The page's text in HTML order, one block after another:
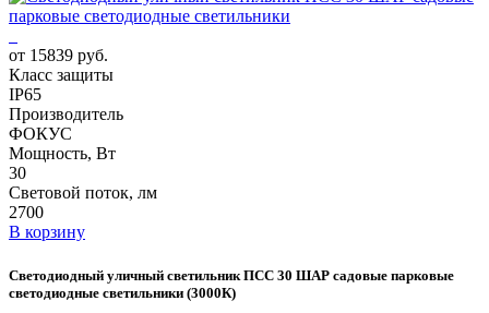
от 15839 руб.
Класс защиты
IP65
Производитель
ФОКУС
Мощность, Вт
30
Световой поток, лм
2700
В корзину
Светодиодный уличный светильник ПСС 30 ШАР садовые парковые
светодиодные светильники (3000К)